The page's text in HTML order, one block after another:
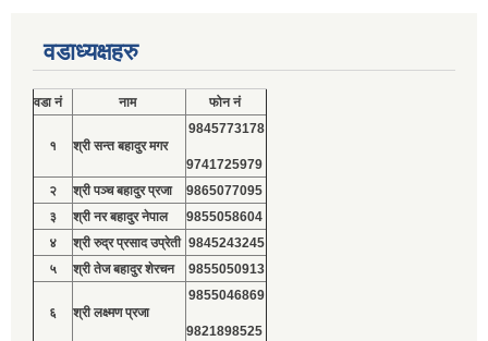
वडाध्यक्षहरु
वडा नं नाम फोन नं
१ श्री सन्त बहादुर मगर
9845773178
9741725979
२
श्री पञ्च बहादुर प्रजा
9865077095
३
श्री नर बहादुर नेपाल
9855058604
४
श्री रुद्र प्रसाद उप्रेती 9845243245
५
श्री तेज बहादुर शेरचन 9855050913
६ श्री लक्ष्मण प्रजा
9855046869
9821898525